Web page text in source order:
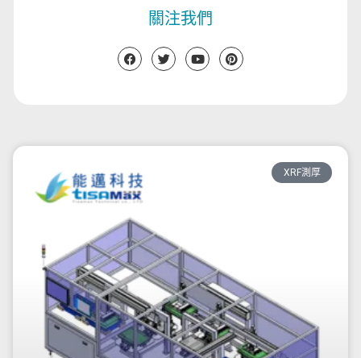
關注我們
XRF測厚